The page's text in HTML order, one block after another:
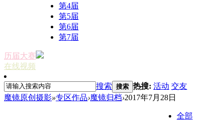
第4届
第5届
第6届
第7届
历届大赛
在线视频
搜索 搜索 热搜: 活动 交友
魔镜原创摄影»专区作品›魔镜归档›2017年7月28日
全部